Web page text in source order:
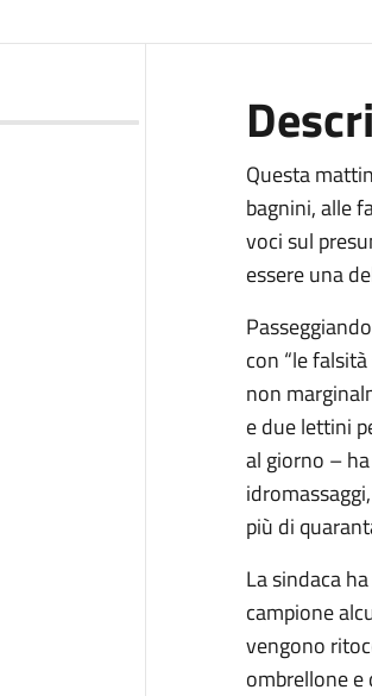
Questa
bagnini, alle
voci sul
essere una
con “le
non
e due lettini
al giorno –
più di
La sindaca
campione
vengono
ombrellone